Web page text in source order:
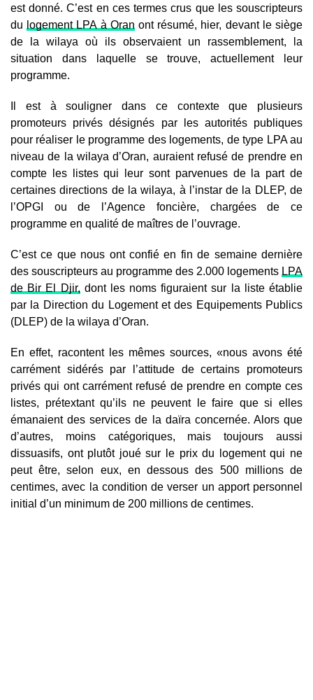
est donné. C’est en ces termes crus que les souscripteurs
du logement LPA à Oran ont résumé, hier, devant le siège
de la wilaya où ils observaient un rassemblement, la
situation dans laquelle se trouve, actuellement leur
programme.
Il est à souligner dans ce contexte que plusieurs
promoteurs privés désignés par les autorités publiques
pour réaliser le programme des logements, de type LPA au
niveau de la wilaya d’Oran, auraient refusé de prendre en
compte les listes qui leur sont parvenues de la part de
certaines directions de la wilaya, à l’instar de la DLEP, de
l’OPGI ou de l’Agence foncière, chargées de ce
programme en qualité de maîtres de l’ouvrage.
C’est ce que nous ont confié en fin de semaine dernière
des souscripteurs au programme des 2.000 logements LPA
de Bir El Djir, dont les noms figuraient sur la liste établie
par la Direction du Logement et des Equipements Publics
(DLEP) de la wilaya d’Oran.
En effet, racontent les mêmes sources, «nous avons été
carrément sidérés par l’attitude de certains promoteurs
privés qui ont carrément refusé de prendre en compte ces
listes, prétextant qu’ils ne peuvent le faire que si elles
émanaient des services de la daïra concernée. Alors que
d’autres, moins catégoriques, mais toujours aussi
dissuasifs, ont plutôt joué sur le prix du logement qui ne
peut être, selon eux, en dessous des 500 millions de
centimes, avec la condition de verser un apport personnel
initial d’un minimum de 200 millions de centimes.